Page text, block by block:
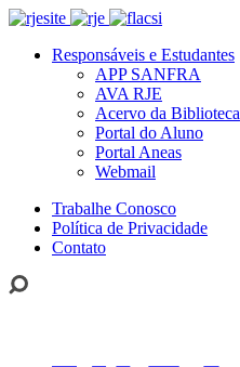
Responsáveis e Estudantes
APP SANFRA
AVA RJE
Acervo da Biblioteca
Portal do Aluno
Portal Aneas
Webmail
Trabalhe Conosco
Política de Privacidade
Contato